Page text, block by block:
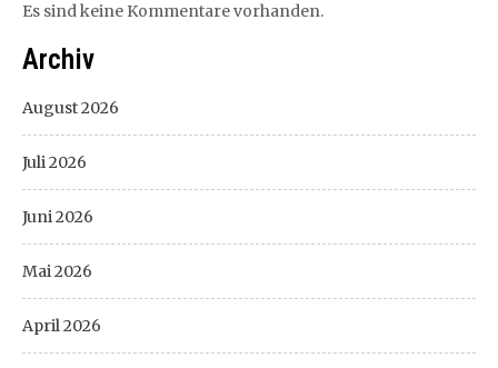
Es sind keine Kommentare vorhanden.
Archiv
August 2026
Juli 2026
Juni 2026
Mai 2026
April 2026